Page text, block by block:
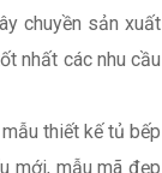
chuyền sản xuất
nhất các nhu cầu
thiết kế tủ bếp
mới, mẫu mã đẹp